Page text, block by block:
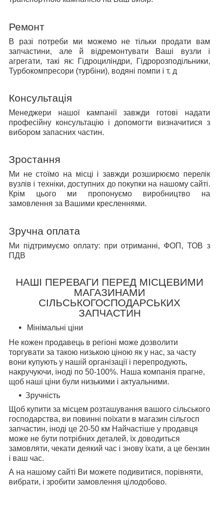
Ремонт
В разі потреби ми можемо не тільки продати вам
запчастини, але й відремонтувати Ваші вузли і
агрегати, такі як: Гідроциліндри, Гідророзподільники,
Турбокомпресори (турбіни), водяні помпи і т. д
Консультація
Менеджери нашої кампанії завжди готові надати
професійну консультацію і допомогти визначитися з
вибором запасних частин.
Зростання
Ми не стоїмо на місці і завжди розширюємо перелік
вузлів і техніки, доступних до покупки на нашому сайті.
Крім цього ми пропонуємо виробництво на
замовлення за Вашими кресленнями.
Зручна оплата
Ми підтримуємо оплату: при отриманні, ФОП, ТОВ з
ПДВ
НАШІ ПЕРЕВАГИ ПЕРЕД МІСЦЕВИМИ
МАГАЗИНАМИ
СІЛЬСЬКОГОСПОДАРСЬКИХ
ЗАПЧАСТИН
Мінімальні ціни
Не кожен продавець в регіоні може дозволити
торгувати за такою низькою ціною як у нас, за часту
вони купують у нашій організації і перепродують,
накручуючи, іноді по 50-100%. Наша компанія прагне,
щоб наші ціни були низькими і актуальними.
Зручність
Щоб купити за місцем розташування вашого сільського
господарства, ви повинні поїхати в магазин сільгосп
запчастин, іноді це 20-50 км Найчастіше у продавця
може не бути потрібних деталей, їх доводиться
замовляти, чекати деякий час і знову їхати, а це бензин
і ваш час.
А на нашому сайті Ви можете подивитися, порівняти,
вибрати, і зробити замовлення цілодобово.